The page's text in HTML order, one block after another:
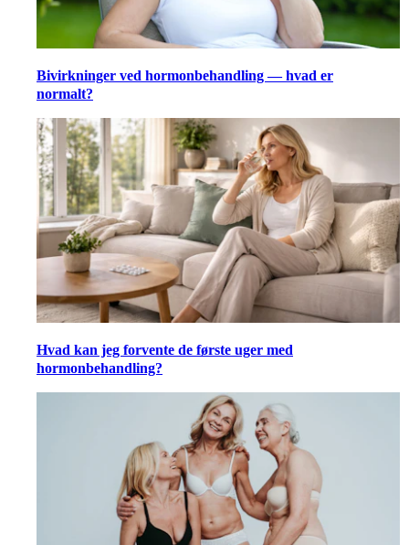
Bivirkninger ved hormonbehandling — hvad er
normalt?
Hvad kan jeg forvente de første uger med
hormonbehandling?